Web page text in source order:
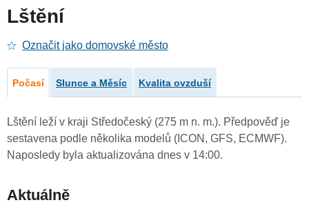
Lštění
Označit jako domovské město
Počasí Slunce a Měsíc Kvalita ovzduší
Lštění leží v kraji Středočeský (275 m n. m.). Předpověď je
sestavena podle několika modelů (ICON, GFS, ECMWF).
Naposledy byla aktualizována dnes v 14:00.
Aktuálně